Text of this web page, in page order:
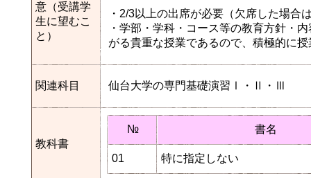
意（受講学
生に望むこ
と）
・2/3以上の出席が必要（欠席した場
・学部・学科・コース等の教育方針
がる貴重な授業であるので、積極的に
関連科目 仙台大学の専門基礎演習Ⅰ・Ⅱ・Ⅲ
教科書
№ 書名
01 特に指定しない